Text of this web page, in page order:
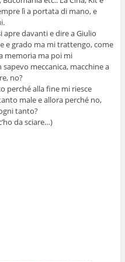
lì a portata di mano, e
davanti e dire a Giulio
e grado ma mi trattengo, come
memoria ma poi mi
meccanica, macchine a
no?
perché alla fine mi riesce
male e allora perché no,
tanto?
da sciare…)